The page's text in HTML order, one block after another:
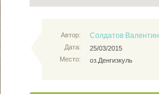
Автор:
Дата:
Место:
Солдатов Валентин
25/03/2015
оз.Денгизкуль